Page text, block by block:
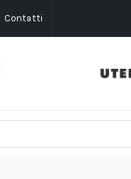
Contatti